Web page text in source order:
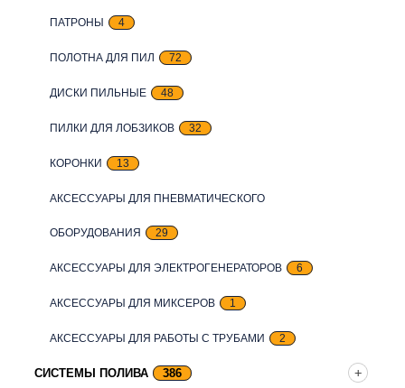
ПАТРОНЫ 4
ПОЛОТНА ДЛЯ ПИЛ 72
ДИСКИ ПИЛЬНЫЕ 48
ПИЛКИ ДЛЯ ЛОБЗИКОВ 32
КОРОНКИ 13
АКСЕССУАРЫ ДЛЯ ПНЕВМАТИЧЕСКОГО
ОБОРУДОВАНИЯ 29
АКСЕССУАРЫ ДЛЯ ЭЛЕКТРОГЕНЕРАТОРОВ 6
АКСЕССУАРЫ ДЛЯ МИКСЕРОВ 1
АКСЕССУАРЫ ДЛЯ РАБОТЫ С ТРУБАМИ 2
СИСТЕМЫ ПОЛИВА 386